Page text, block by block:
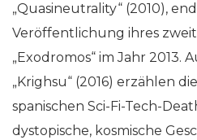
„Quasineutrality“ (2010),
Veröffentlichung ihres
„Exodromos“ im Jahr
„Krighsu“ (2016) erzählen
spanischen Sci-Fi-Tech-
dystopische, kosmische